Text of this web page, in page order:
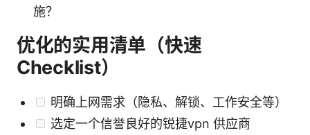
施？
优化的实用清单（快速
Checklist）
明确上网需求（隐私、解锁、工作安全等）
选定一个信誉良好的锐捷vpn 供应商